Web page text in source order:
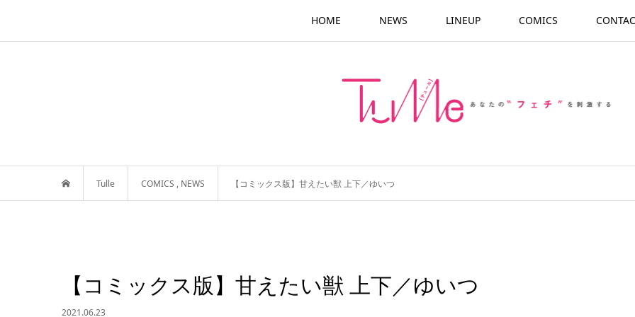
HOME NEWS LINEUP COMICS
Tulle COMICS , NEWS 【コミックス版】甘えたい獣 上下／ゆいつ
【コミックス版】甘えたい獣 上下／ゆいつ
2021.06.23